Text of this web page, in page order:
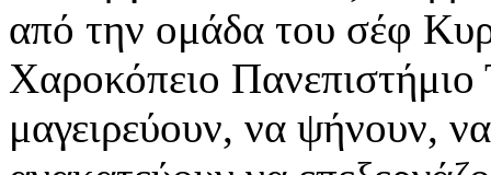
από την ομάδα του σέφ
Χαροκόπειο Πανεπιστήμιο
μαγειρεύουν, να ψήνουν,